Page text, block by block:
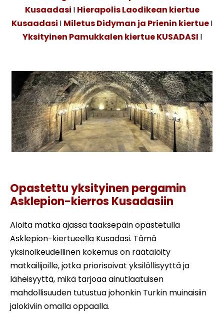
Kusaadasi I Hierapolis Laodikean kiertue
Kusaadasi I Miletus Didyman ja Prienin kiertueI
Yksityinen Pamukkalen kiertue KUSADASI I
Opastettu yksityinen pergamin
Asklepion-kierros Kusadasiin
Aloita matka ajassa taaksepäin opastetulla
Asklepion-kiertueella Kusadasi. Tämä
yksinoikeudellinen kokemus on räätälöity
matkailijoille, jotka priorisoivat yksilöllisyyttä ja
läheisyyttä, mikä tarjoaa ainutlaatuisen
mahdollisuuden tutustua johonkin Turkin muinaisiin
jalokiviin omalla oppaalla.